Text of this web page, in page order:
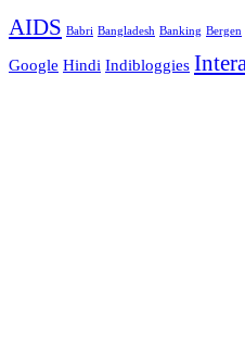
AIDS Babri Bangladesh Banking Bergen
Google Hindi Indibloggies